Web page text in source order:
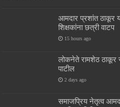
आमदार प्रशांत ठाकूर
शिक्षकांना छत्री वाटप
15 hours ago
लोकनेते रामशेठ ठाकूर
पाटील
2 days ago
समाजप्रिय नेतृत्व